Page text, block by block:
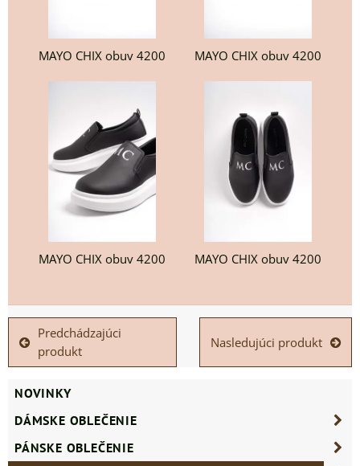
MAYO CHIX obuv 4200 MAYO CHIX obuv 4200
MAYO CHIX obuv 4200 MAYO CHIX obuv 4200
Predchádzajúci
produkt
Nasledujúci produkt
NOVINKY
DÁMSKE OBLEČENIE
PÁNSKE OBLEČENIE